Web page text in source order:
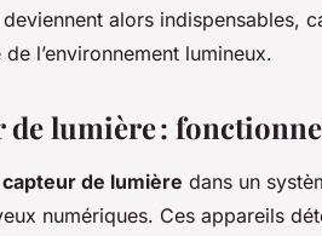
deviennent alors indispensables,
de l’environnement lumineux.
de lumière :
capteur de lumière dans un
numériques. Ces appareils